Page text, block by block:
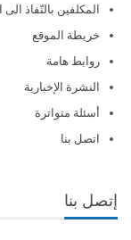
المكلفين بالنّفاذ الى
خريطة الموقع
روابط هامة
النشرة الإخبارية
أسئلة متواترة
اتصل بنا
إتصل بنا